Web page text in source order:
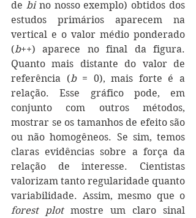
de bi no nosso exemplo) obtidos dos
estudos primários aparecem na
vertical e o valor médio ponderado
(b++) aparece no final da figura.
Quanto mais distante do valor de
referência (b = 0), mais forte é a
relação. Esse gráfico pode, em
conjunto com outros métodos,
mostrar se os tamanhos de efeito são
ou não homogêneos. Se sim, temos
claras evidências sobre a força da
relação de interesse. Cientistas
valorizam tanto regularidade quanto
forest plot mostre um claro sinal